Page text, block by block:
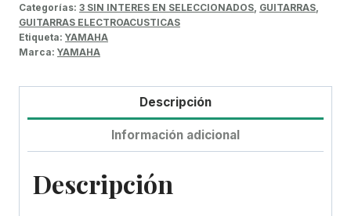
Categorías: 3 SIN INTERES EN SELECCIONADOS GUITARRAS
GUITARRAS ELECTROACUSTICAS
Etiqueta: YAMAHA
Marca: YAMAHA
Descripción
Información adicional
Descripción